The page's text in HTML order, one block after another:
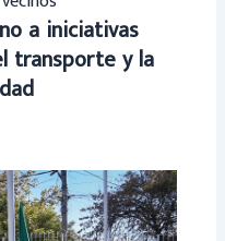
a iniciativas
transporte y la